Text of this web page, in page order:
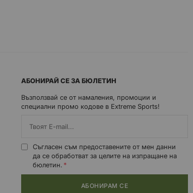
АБОНИРАЙ СЕ ЗА БЮЛЕТИН
Възползвай се от намаления, промоции и
специални промо кодове в Extreme Sports!
Съгласен съм предоставените от мен данни
да се обработват за целите на изпращане на
бюлетин.
АБОНИРАМ СЕ